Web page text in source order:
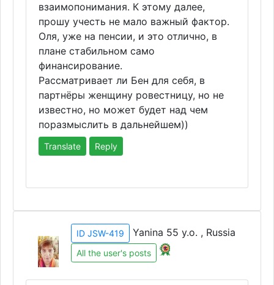
взаимопонимания. К этому далее,
прошу учесть не мало важный фактор.
Оля, уже на пенсии, и это отлично, в
плане стабильном само
финансирование.
Рассматривает ли Бен для себя, в
партнёры женщину ровестницу, но не
известно, но может будет над чем
поразмыслить в дальнейшем))
Translate Reply
ID JSW-419 Yanina 55 y.o. , Russia
All the user's posts